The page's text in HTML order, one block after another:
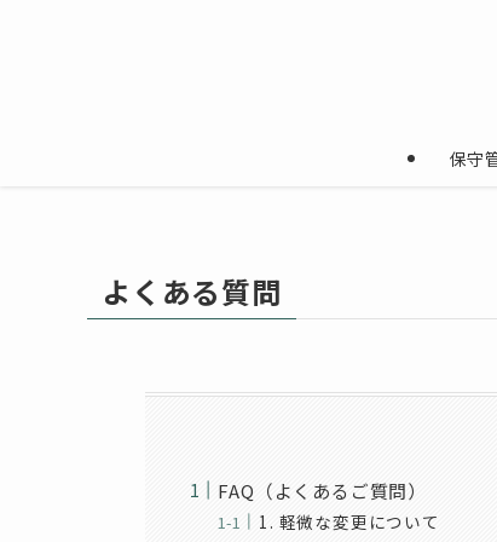
保守
よくある質問
FAQ（よくあるご質問）
1. 軽微な変更について